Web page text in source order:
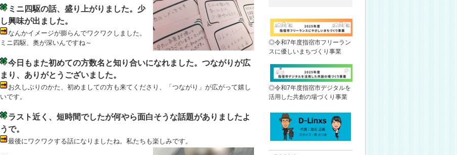
ミニ四駆の話、盛り上がりました。少
し興味が出ました。
なんかイメージが膨らんでワクワクしました。
ミニ四駆、奥が深いんですね～
今日もまた初めての方数名と知り合いになれました。つながりが広
まり、ありがとうございました。
お久しぶりのかた、初めましての方も来てくださり、「つながり」が広がって嬉し
いです。
ラスト近く、短時間でしたが何やら面白そうな話題がありましたよ
うで。
最後にワクワクする話になりましたね。私たちも楽しみです。
◎令和7年度指宿市フリーラン
スに優しいまちづくり事業
◎令和7年度指宿市デジタルを
活用した共創の場づくり事業